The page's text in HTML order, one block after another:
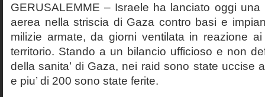
GERUSALEMME – Israele ha lanciato oggi una
aerea nella striscia di Gaza contro basi e
milizie armate, da giorni ventilata in reazione
territorio. Stando a un bilancio ufficioso e non
della sanita’ di Gaza, nei raid sono state uccise
e piu’ di 200 sono state ferite.